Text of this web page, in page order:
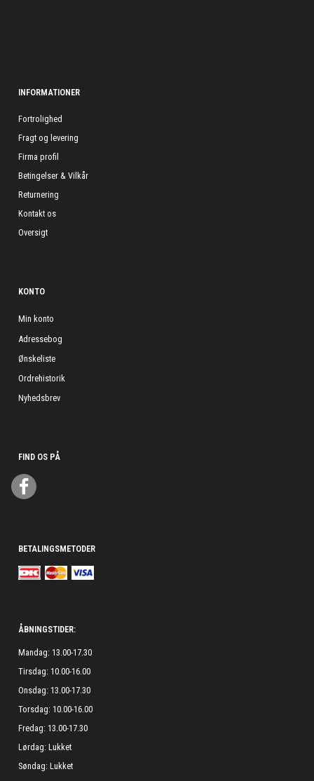
INFORMATIONER
Fortrolighed
Fragt og levering
Firma profil
Betingelser & Vilkår
Returnering
Kontakt os
Oversigt
KONTO
Min konto
Adressebog
Ønskeliste
Ordrehistorik
Nyhedsbrev
FIND OS PÅ
BETALINGSMETODER
ÅBNINGSTIDER:
Mandag: 13.00-17.30
Tirsdag: 10.00-16.00
Onsdag: 13.00-17.30
Torsdag: 10.00-16.00
Fredag: 13.00-17.30
Lørdag: Lukket
Søndag: Lukket